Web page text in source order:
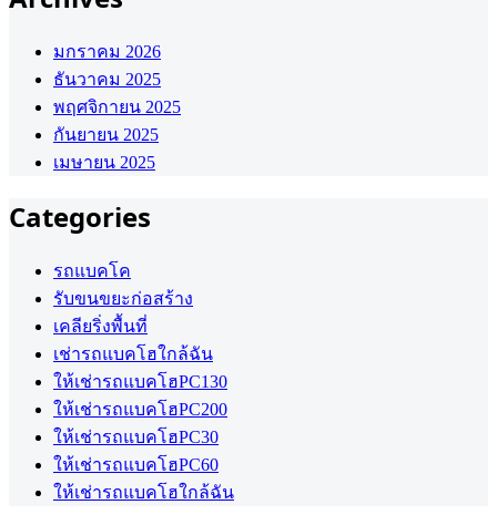
มกราคม 2026
ธันวาคม 2025
พฤศจิกายน 2025
กันยายน 2025
เมษายน 2025
Categories
รถแบคโค
รับขนขยะก่อสร้าง
เคลียริ่งพื้นที่
เช่ารถแบคโฮใกล้ฉัน
ให้เช่ารถแบคโฮPC130
ให้เช่ารถแบคโฮPC200
ให้เช่ารถแบคโฮPC30
ให้เช่ารถแบคโฮPC60
ให้เช่ารถแบคโฮใกล้ฉัน